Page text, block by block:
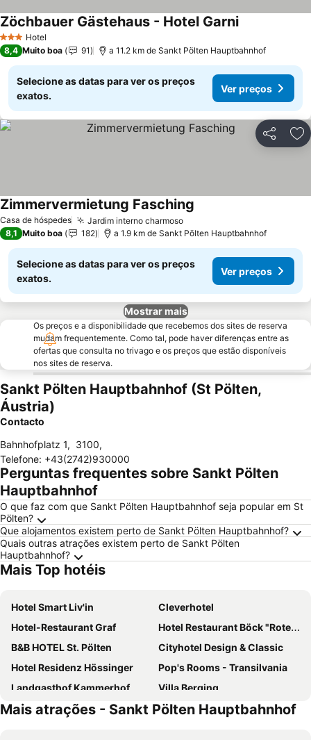
3 EstrelasHotel
Zöchbauer Gästehaus - Hotel GarniVer preços
8,4 Muito boa 91 a 11.2 km de Sankt Pölten Hauptbahnhof
Selecione as datas para ver os preços
exatos.
Ver preços
Partilhar
Casa de hóspedes Jardim interno charmosoVer preços
Zimmervermietung Fasching
8,1 Muito boa 182 a 1.9 km de Sankt Pölten Hauptbahnhof
Selecione as datas para ver os preços
exatos.
Ver preços
Mostrar mais
Os preços e a disponibilidade que recebemos dos sites de reserva
mudam frequentemente. Como tal, pode haver diferenças entre as
ofertas que consulta no trivago e os preços que estão disponíveis
nos sites de reserva.
Sankt Pölten Hauptbahnhof (St Pölten,
Áustria)
Contacto
Bahnhofplatz 1, 3100,
Telefone: +43(2742)930000
Perguntas frequentes sobre Sankt Pölten
Hauptbahnhof
O que faz com que Sankt Pölten Hauptbahnhof seja popular em St
Pölten?
Que alojamentos existem perto de Sankt Pölten Hauptbahnhof?
Quais outras atrações existem perto de Sankt Pölten
Hauptbahnhof?
Mais Top hotéis
Hotel Smart Liv'in
Cleverhotel
Hotel-Restaurant Graf
Hotel Restaurant Böck "Roter Hahn"
B&B HOTEL St. Pölten
Cityhotel Design & Classic
Hotel Residenz Hössinger
Pop's Rooms - Transilvania
Landgasthof Kammerhof
Villa Berging
Mais atrações - Sankt Pölten Hauptbahnhof